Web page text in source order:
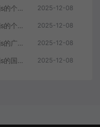
基于SpringBoot+MySQL+Vue.js的个人健康管理系统(附论文) 2025-12-08
基于SpringBoot+MySQL+Vue.js的个性化推荐电商系统(附论文) 2025-12-08
基于SpringBoot+MySQL+Vue.js的广西文化传承小程序(附论文) 2025-12-08
基于SpringBoot+MySQL+Vue.js的国风彩妆系统(附论文) 2025-12-08